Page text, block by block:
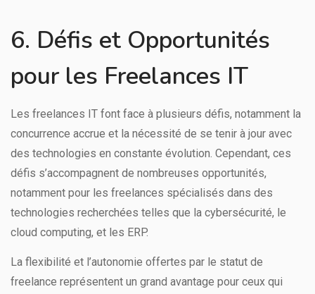
6. Défis et Opportunités
pour les Freelances IT
Les freelances IT font face à plusieurs défis, notamment la
concurrence accrue et la nécessité de se tenir à jour avec
des technologies en constante évolution. Cependant, ces
défis s’accompagnent de nombreuses opportunités,
notamment pour les freelances spécialisés dans des
technologies recherchées telles que la cybersécurité, le
cloud computing, et les ERP.
La flexibilité et l’autonomie offertes par le statut de
freelance représentent un grand avantage pour ceux qui